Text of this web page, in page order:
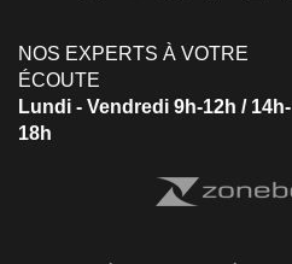
NOS EXPERTS À VOTRE
ÉCOUTE
Lundi - Vendredi 9h-12h / 14h-
18h